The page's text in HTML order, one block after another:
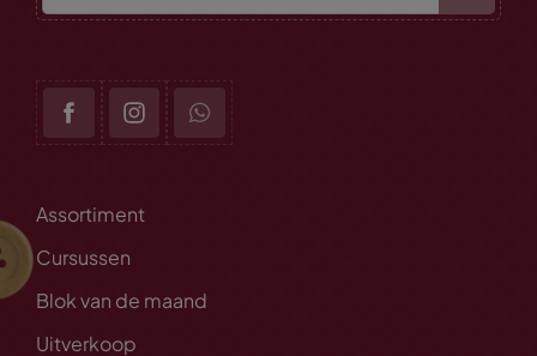
Assortiment
Cursussen
Blok van de maand
Uitverkoop